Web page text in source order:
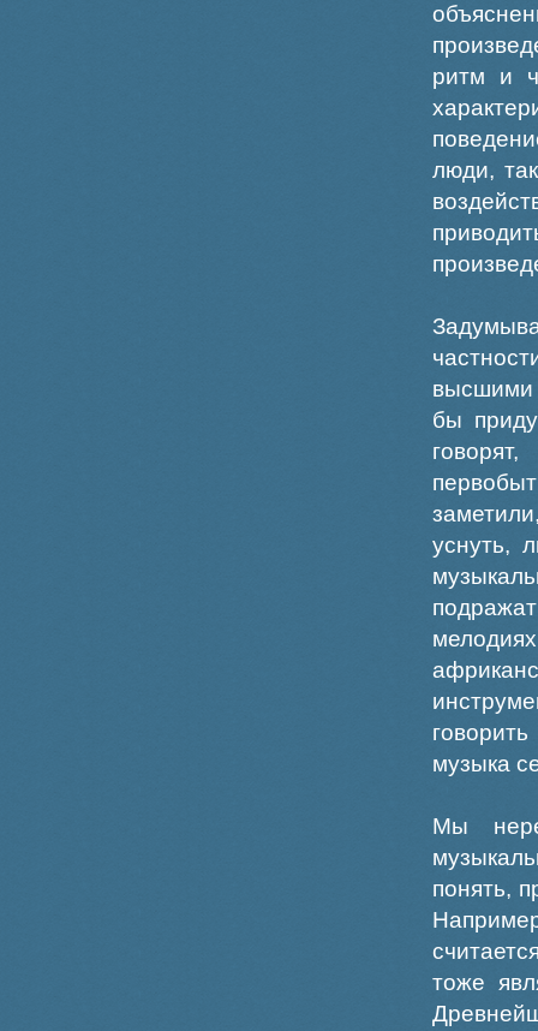
ритм и
люди,
высшими
бы
уснуть,
музыка
Мы
понять,
тоже